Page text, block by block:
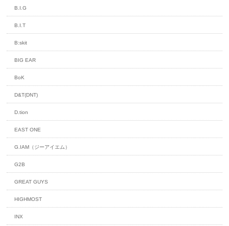
B.I.G
B.I.T
B:skit
BIG EAR
BoK
D&T(DNT)
D.tion
EAST ONE
G.IAM（ジーアイエム）
G2B
GREAT GUYS
HIGHMOST
INX